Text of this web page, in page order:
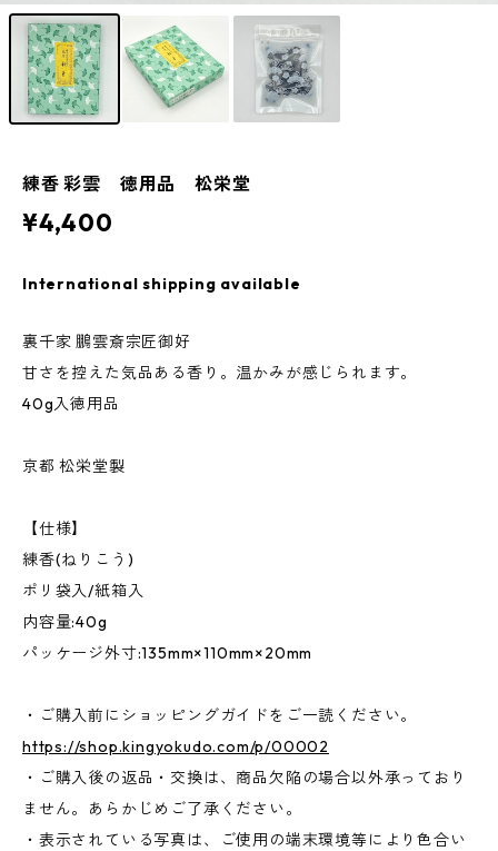
練香 彩雲 徳用品 松栄堂
¥4,400
International shipping available
裏千家 鵬雲斎宗匠御好
甘さを控えた気品ある香り。温かみが感じられます。
40g入徳用品
京都 松栄堂製
【仕様】
練香(ねりこう)
ポリ袋入/紙箱入
内容量:40g
パッケージ外寸:135mm×110mm×20mm
・ご購入前にショッピングガイドをご一読ください。
https://shop.kingyokudo.com/p/00002
・ご購入後の返品・交換は、商品欠陥の場合以外承っており
ません。あらかじめご了承ください。
・表示されている写真は、ご使用の端末環境等により色合い